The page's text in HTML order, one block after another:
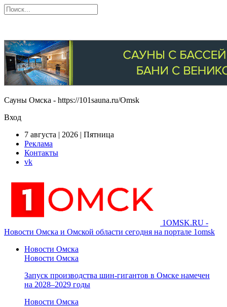
Сауны Омска - https://101sauna.ru/Omsk
Вход
7 августа | 2026 | Пятница
Реклама
Контакты
vk
1OMSK.RU -
Новости Омска и Омской области сегодня на портале 1omsk
Новости Омска
Новости Омска
Запуск производства шин-гигантов в Омске намечен
на 2028–2029 годы
Новости Омска